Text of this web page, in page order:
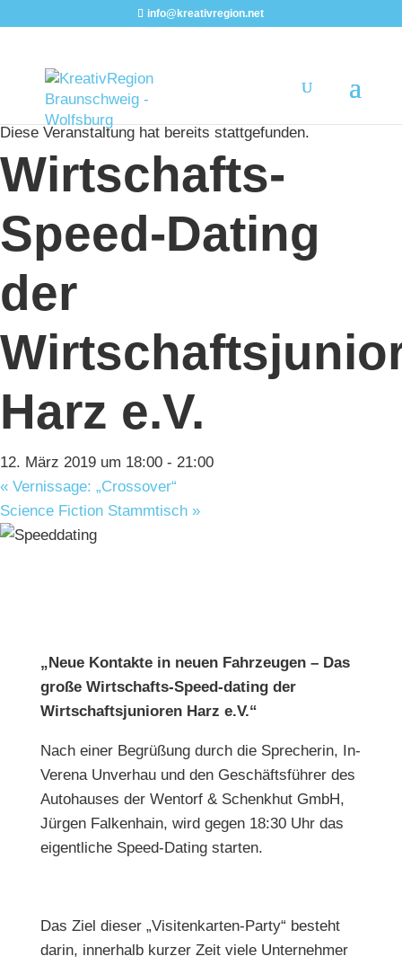
info@kreativregion.net
« Alle Veranstaltungen
Diese Veranstaltung hat bereits stattgefunden.
Wirtschafts-
Speed-Dating
der
Harz e.V.
12. März 2019 um 18:00 - 21:00
« Vernissage: „Crossover“
Science Fiction Stammtisch »
„Neue Kontakte in neuen Fahrzeugen – Das
große Wirtschafts-Speed-dating der
Wirtschaftsjunioren Harz e.V.“
Nach einer Begrüßung durch die Sprecherin, In-
Verena Unverhau und den Geschäftsführer des
Autohauses der Wentorf & Schenkhut GmbH,
Jürgen Falkenhain, wird gegen 18:30 Uhr das
eigentliche Speed-Dating starten.
Das Ziel dieser „Visitenkarten-Party“ besteht
darin, innerhalb kurzer Zeit viele Unternehmer